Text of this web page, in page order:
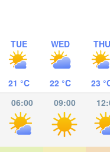
TUE
21 °C
WED
22 °C
THU
23
06:00 09:00
Харків
(Kharkiv)
Курск
(Kursk)